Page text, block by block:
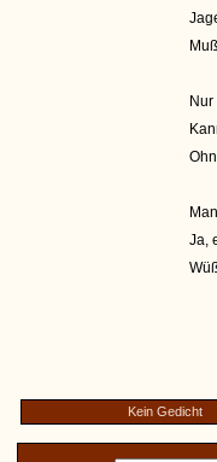
Ja,
Kein Gedicht